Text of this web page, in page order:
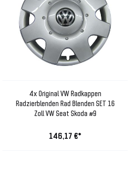
4x Original VW Radkappen
Radzierblenden Rad Blenden SET 16
Zoll VW Seat Skoda #9
146,17 €*